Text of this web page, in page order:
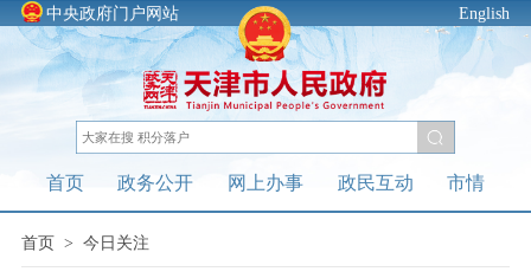
中央政府门户网站 English
首页 政务公开 网上办事 政民互动 市情
首页> 今日关注